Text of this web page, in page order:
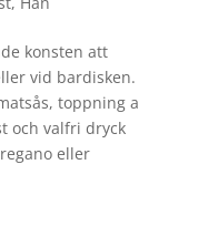
konsten att
vid bardisken.
toppning a
och valfri dryck
eller